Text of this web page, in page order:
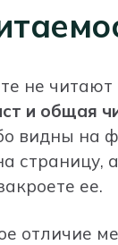
не
и общая
видны на
ее.
отличие